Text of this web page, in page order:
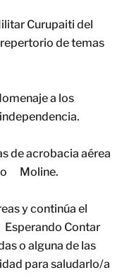
Curupaiti del
de temas
a los
de acrobacia aérea
Moline.
y continúa el
Esperando Contar
o alguna de las
para saludarlo/a